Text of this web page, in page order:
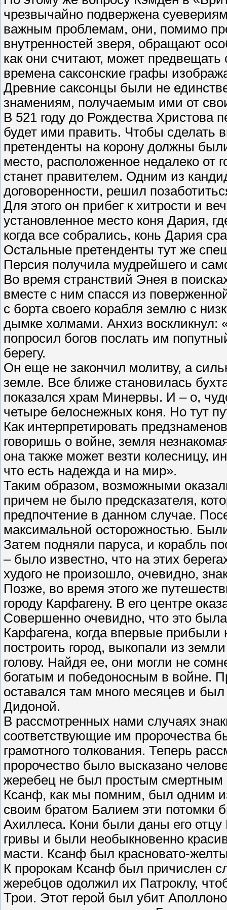
чрезвычайно подвержена
важным проблемам, они, помимо
внутренностей зверя, обращают
как они считают, может
времена саксонские графы
Древние саксонцы были не
знамениям, получаемым ими от
В 521 году до Рождества Христова
будет ими править. Чтобы сделать
претенденты на корону должны
место, расположенное недалеко от
станет правителем. Одним из
договоренности, решил
Для этого он прибег к хитрости и
установленное место коня Дария,
когда все собрались, конь Дария
Остальные претенденты тут же
Персия получила мудрейшего и
Во время странствий Энея в
вместе с ним спасся из
с борта своего корабля землю с
дымке холмами. Анхиз
попросил богов послать им
берегу.
Он еще не закончил молитву, а
земле. Все ближе становилась
показался храм Минервы. И – о,
четыре белоснежных коня. Но тут
Как интерпретировать
говоришь о войне, земля
она также может везти колесницу,
что есть надежда и на мир».
Таким образом, возможными
причем не было предсказателя,
предпочтение в данном случае.
максимальной осторожностью.
Затем подняли паруса, и корабль
– было известно, что на этих
худого не произошло, очевидно,
Позже, во время этого же
городу Карфагену. В его центре
Совершенно очевидно, что это
Карфагена, когда впервые прибыли
построить город, выкопали из
голову. Найдя ее, они могли не
богатым и победоносным в войне.
оставался там много месяцев и
Дидоной.
В рассмотренных нами случаях
соответствующие им пророчества
грамотного толкования. Теперь
пророчество было высказано
жеребец не был простым смертным
Ксанф, как мы помним, был одним
своим братом Балием эти потомки
Ахиллеса. Кони были даны его
гривы и были необыкновенно
масти. Ксанф был красновато-
К пророкам Ксанф был причислен
жеребцов одолжил их Патроклу,
Трои. Этот герой был убит